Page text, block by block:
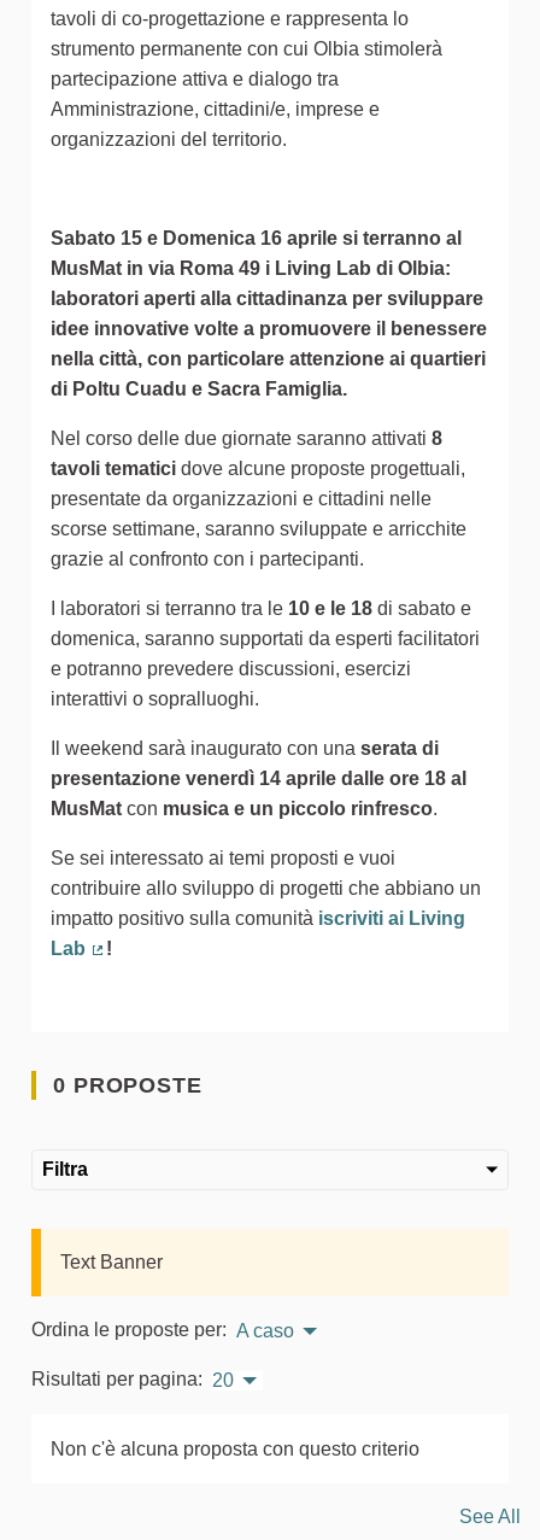
tavoli di co-progettazione e rappresenta lo
strumento permanente con cui Olbia stimolerà
partecipazione attiva e dialogo tra
Amministrazione, cittadini/e, imprese e
organizzazioni del territorio.
Sabato 15 e Domenica 16 aprile si terranno al
MusMat in via Roma 49 i Living Lab di Olbia:
laboratori aperti alla cittadinanza per sviluppare
idee innovative volte a promuovere il benessere
nella città, con particolare attenzione ai quartieri
di Poltu Cuadu e Sacra Famiglia.
Nel corso delle due giornate saranno attivati 8
tavoli tematici dove alcune proposte progettuali,
presentate da organizzazioni e cittadini nelle
scorse settimane, saranno sviluppate e arricchite
grazie al confronto con i partecipanti.
I laboratori si terranno tra le 10 e le 18 di sabato e
domenica, saranno supportati da esperti facilitatori
e potranno prevedere discussioni, esercizi
interattivi o sopralluoghi.
Il weekend sarà inaugurato con una serata di
presentazione venerdì 14 aprile dalle ore 18 al
MusMat con musica e un piccolo rinfresco.
Se sei interessato ai temi proposti e vuoi
contribuire allo sviluppo di progetti che abbiano un
impatto positivo sulla comunità iscriviti ai Living
Lab
!
0 PROPOSTE
Filtra
Text Banner
Ordina le proposte per: A caso
Risultati per pagina: 20
Non c'è alcuna proposta con questo criterio
See All